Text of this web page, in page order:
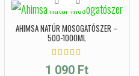
AHIMSA NATÚR MOSOGATÓSZER –
500-1000ML
1 090 Ft